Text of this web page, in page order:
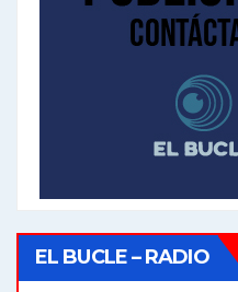
EL BUCLE – RADIO